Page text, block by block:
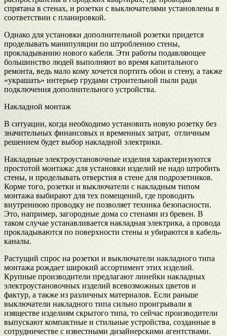
спрятана в стенах, и розетки с выключателями установлены в
соответствии с планировкой.
Однако для установки дополнительной розетки придется
проделывать манипуляции по штроблению стены,
прокладыванию нового кабеля. Эти работы подавляющее
большинство людей выполняют во время капитального
ремонта, ведь мало кому хочется портить обои и стену, а также
«украшать» интерьер грудами строительной пыли ради
подключения дополнительного устройства.
Накладной монтаж
В ситуации, когда необходимо установить новую розетку без
значительных финансовых и временных затрат, отличным
решением будет выбор накладной электрики.
Накладные электроустановочные изделия характеризуются
простотой монтажа: для установки изделий не надо штробить
стены, и проделывать отверстия в стене для подрозетников.
Корме того, розетки и выключатели с накладным типом
монтажа выбирают для тех помещений, где проводить
внутреннюю проводку не позволяет техника безопасности.
Это, например, загородные дома со стенами из бревен. В
таком случае устанавливается накладная электрика, а провода
прокладываются по поверхности стены и убираются в кабель-
каналы.
Растущий спрос на розетки и выключатели накладного типа
монтажа рождает широкий ассортимент этих изделий.
Крупные производители предлагают линейки накладных
электроустановочных изделий всевозможных цветов и
фактур, а также из различных материалов. Если раньше
выключатели накладного типа сильно проигрывали в
изяществе изделиям скрытого типа, то сейчас производители
выпускают компактные и стильные устройства, созданные в
сотрудничестве с известными дизайнерскими агентствами.